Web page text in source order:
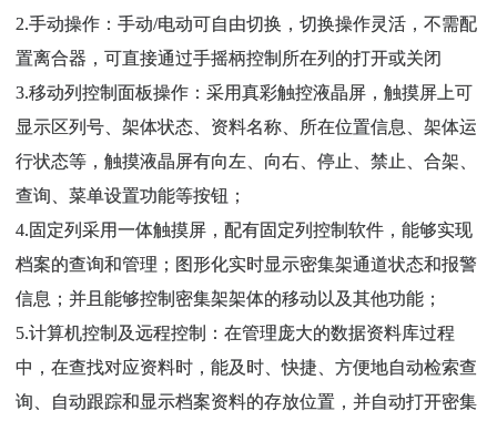
2.手动操作：手动/电动可自由切换，切换操作灵活，不需配
置离合器，可直接通过手摇柄控制所在列的打开或关闭
3.移动列控制面板操作：采用真彩触控液晶屏，触摸屏上可
显示区列号、架体状态、资料名称、所在位置信息、架体运
行状态等，触摸液晶屏有向左、向右、停止、禁止、合架、
查询、菜单设置功能等按钮；
4.固定列采用一体触摸屏，配有固定列控制软件，能够实现
档案的查询和管理；图形化实时显示密集架通道状态和报警
信息；并且能够控制密集架架体的移动以及其他功能；
5.计算机控制及远程控制：在管理庞大的数据资料库过程
中，在查找对应资料时，能及时、快捷、方便地自动检索查
询、自动跟踪和显示档案资料的存放位置，并自动打开密集